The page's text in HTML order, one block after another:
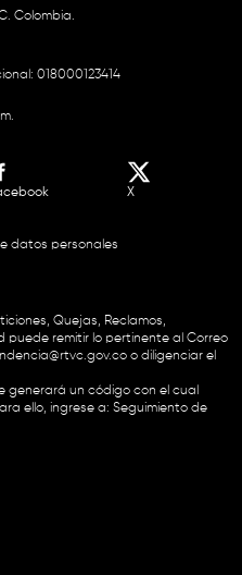
Colombia.
018000123414
X
datos personales
Quejas, Reclamos,
puede remitir lo pertinente al Correo
o diligenciar el
generará un código con el cual
ello, ingrese a: Seguimiento de